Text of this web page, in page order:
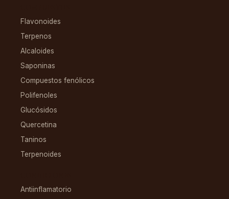
Flavonoides
Terpenos
Alcaloides
Saponinas
Compuestos fenólicos
Polifenoles
Glucósidos
Quercetina
Taninos
Terpenoides
Antiinflamatorio